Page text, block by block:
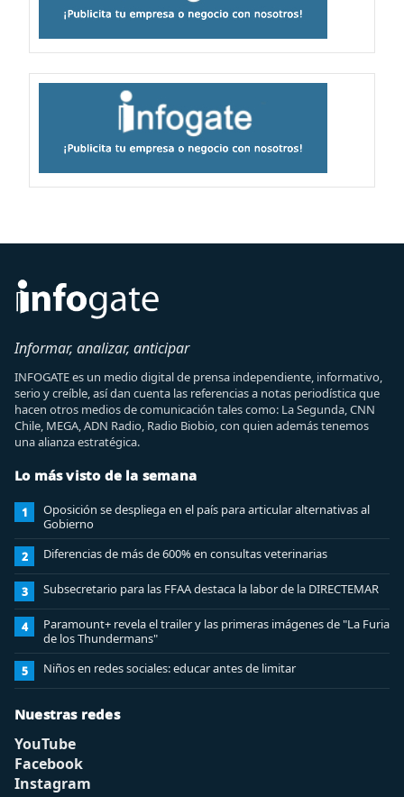
Informar, analizar, anticipar
INFOGATE es un medio digital de prensa independiente, informativo,
serio y creíble, así dan cuenta las referencias a notas periodística que
hacen otros medios de comunicación tales como: La Segunda, CNN
Chile, MEGA, ADN Radio, Radio Biobio, con quien además tenemos
una alianza estratégica.
Lo más visto de la semana
1
Oposición se despliega en el país para articular alternativas al
Gobierno
2 Diferencias de más de 600% en consultas veterinarias
3 Subsecretario para las FFAA destaca la labor de la DIRECTEMAR
4
Paramount+ revela el trailer y las primeras imágenes de "La Furia
de los Thundermans"
5 Niños en redes sociales: educar antes de limitar
Nuestras redes
YouTube
Facebook
Instagram